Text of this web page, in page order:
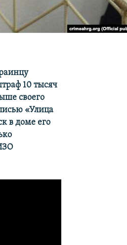
10 тысяч
своего
«Улица
в доме его